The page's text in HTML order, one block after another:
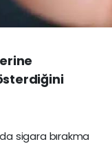
sigara bırakma